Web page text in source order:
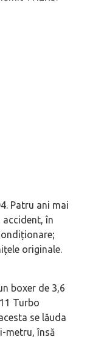
Patru ani mai
în
originale.
boxer de 3,6
Turbo
se lăuda
metru, însă